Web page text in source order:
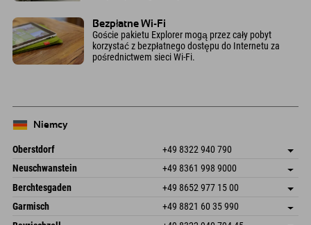
Bezpłatne Wi-Fi
Goście pakietu Explorer mogą przez cały pobyt
korzystać z bezpłatnego dostępu do Internetu za
pośrednictwem sieci Wi-Fi.
Niemcy
Oberstdorf +49 8322 940 790
An der Breitach 3
Niemcy
Zapisz adres
Książka
Neuschwanstein +49 8361 998 9000
An der Riese 45
87484 Nesselwang im Allgäu
Niemcy
Zapisz adres
Informacje o przyjeździe
Książka
Berchtesgaden +49 8652 977 15 00
Hofreitstr. 7
Zapisz adres
Garmisch +49 8821 60 35 990
Frickenstraße 22
Zapisz adres